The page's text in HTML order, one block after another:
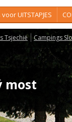
UITSTAPJES
Tsjechië Campings
most